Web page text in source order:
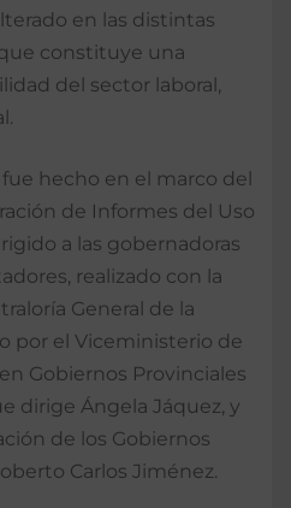
en las distintas
constituye una
del sector laboral,
hecho en el marco del
de Informes del Uso
a las gobernadoras
realizado con la
General de la
por el Viceministerio de
Gobiernos Provinciales
dirige Ángela Jáquez, y
de los Gobiernos
Carlos Jiménez.